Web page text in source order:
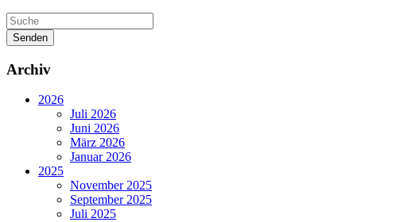
Senden
Archiv
2026
Juli 2026
Juni 2026
März 2026
Januar 2026
2025
November 2025
September 2025
Juli 2025